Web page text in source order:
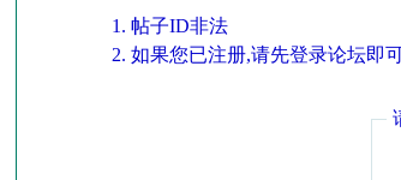
帖子ID非法
如果您已注册,请先登录论坛即